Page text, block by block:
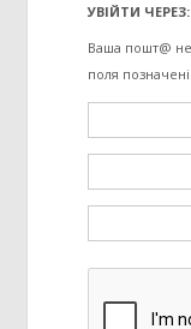
УВІЙТИ ЧЕРЕЗ:
Ваша пошт@ не
поля